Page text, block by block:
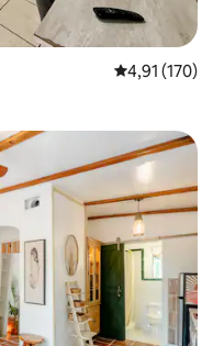
4,91 de uma
4,91 (170)